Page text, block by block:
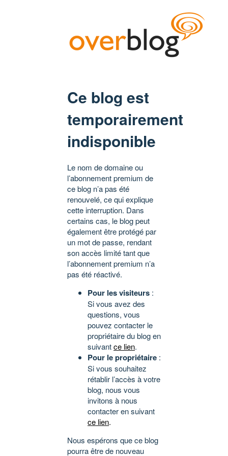
Ce blog est
temporairement
indisponible
Le nom de domaine ou
l’abonnement premium de
ce blog n’a pas été
renouvelé, ce qui explique
cette interruption. Dans
certains cas, le blog peut
également être protégé par
un mot de passe, rendant
son accès limité tant que
l’abonnement premium n’a
pas été réactivé.
Pour les visiteurs :
Si vous avez des
questions, vous
pouvez contacter le
propriétaire du blog en
suivantce lien.
Pour le propriétaire :
Si vous souhaitez
rétablir l’accès à votre
blog, nous vous
invitons à nous
contacter en suivant
ce lien.
Nous espérons que ce blog
pourra être de nouveau